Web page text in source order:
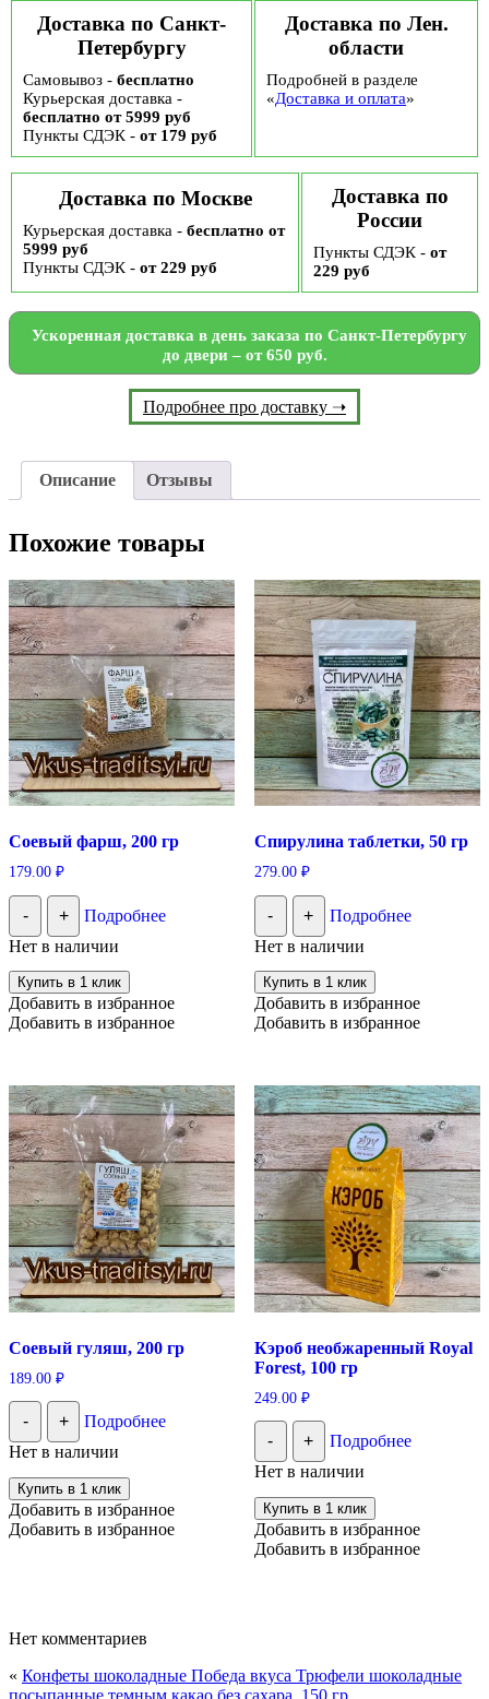
Доставка по Санкт-
Петербургу
Самовывоз - бесплатно
Курьерская доставка -
бесплатно от 5999 руб
Пункты СДЭК - от 179 руб
Доставка по Лен.
области
Подробней в разделе
«Доставка и оплата»
Доставка по Москве
Курьерская доставка - бесплатно от
5999 руб
Пункты СДЭК - от 229 руб
Доставка по
России
Пункты СДЭК - от
229 руб
Ускоренная доставка в день заказа по Санкт-Петербургу
до двери – от 650 руб.
Подробнее про доставку ➝
Описание Отзывы
Похожие товары
Соевый фарш, 200 гр
179.00 ₽
- +
Подробнее
Нет в наличии
Купить в 1 клик
Добавить в избранное
Добавить в избранное
Спирулина таблетки, 50 гр
279.00 ₽
- +
Подробнее
Нет в наличии
Купить в 1 клик
Добавить в избранное
Добавить в избранное
Соевый гуляш, 200 гр
189.00 ₽
- +
Подробнее
Нет в наличии
Купить в 1 клик
Добавить в избранное
Добавить в избранное
Кэроб необжаренный Royal
Forest, 100 гр
249.00 ₽
- +
Подробнее
Нет в наличии
Купить в 1 клик
Добавить в избранное
Добавить в избранное
Нет комментариев
« Конфеты шоколадные Победа вкуса Трюфели шоколадные
посыпанные темным какао без сахара, 150 гр